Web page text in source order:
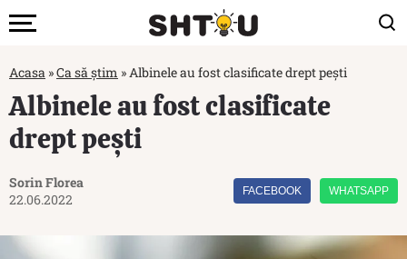
Acasa »Ca să știm »Albinele au fost clasificate drept pești
Albinele au fost clasificate
drept pești
Sorin Florea
22.06.2022
FACEBOOK WHATSAPP